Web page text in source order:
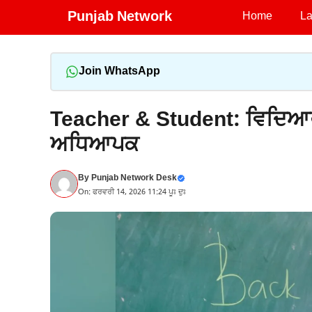
Punjab Network Home
Join WhatsApp
Teacher & Student:
ਅਧਿਆਪਕ
ByPunjab Network Desk
On: ਫਰਵਰੀ 14, 2026 11:24 ਪੂਃ ਦੁਃ